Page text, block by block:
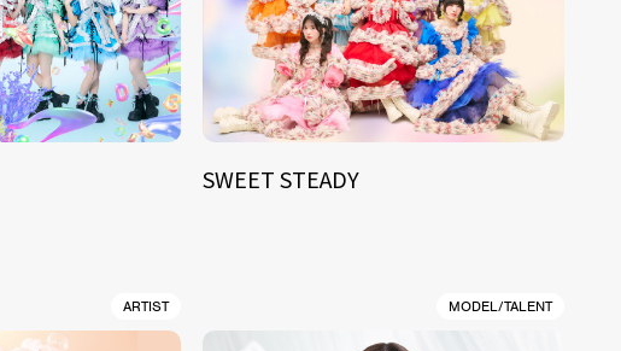
SWEET STEADY
ARTIST MODEL/TALENT